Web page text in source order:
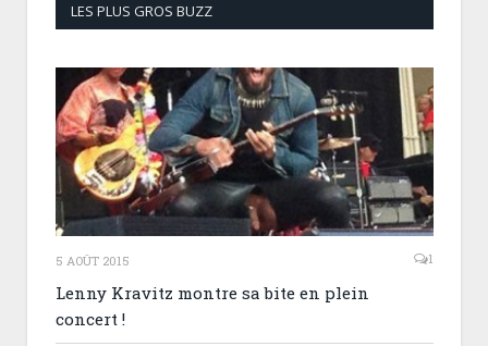
LES PLUS GROS BUZZ
5 AOÛT 2015 1
Lenny Kravitz montre sa bite en plein
concert !